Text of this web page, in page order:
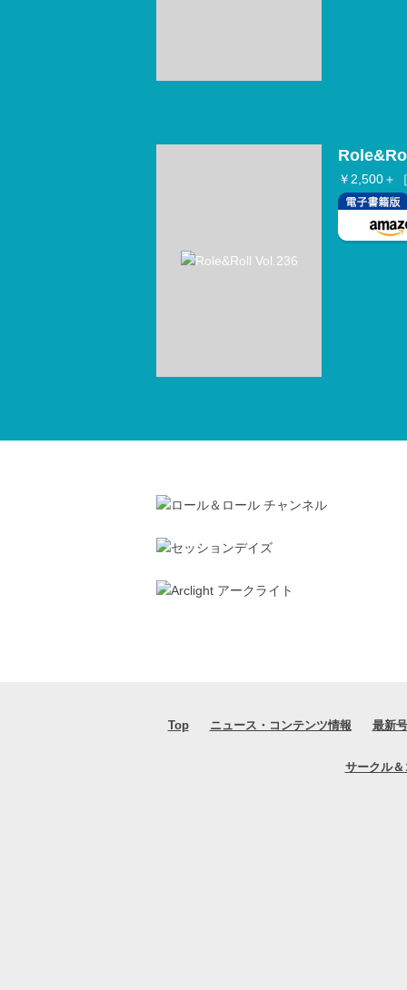
￥2,500＋
Top ニュース・コンテンツ情報 最新
サークル